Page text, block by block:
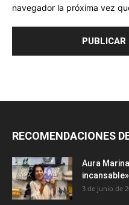
navegador la próxima vez
RECOMENDACIONES
Aura
incansable»
3 de junio de